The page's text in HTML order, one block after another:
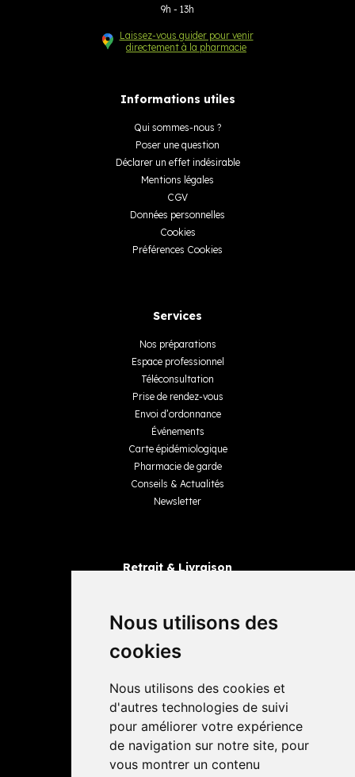
Nous utilisons des
cookies
Nous utilisons des cookies et
d'autres technologies de suivi
pour améliorer votre expérience
de navigation sur notre site, pour
vous montrer un contenu
9h - 13h
Laissez-vous guider pour venir
directement à la pharmacie
Informations utiles
Qui sommes-nous ?
Poser une question
Déclarer un effet indésirable
Mentions légales
CGV
Données personnelles
Cookies
Préférences Cookies
Services
Nos préparations
Espace professionnel
Téléconsultation
Prise de rendez-vous
Envoi d’ordonnance
Événements
Carte épidémiologique
Pharmacie de garde
Conseils & Actualités
Newsletter
Retrait & Livraison
Livraisons
4,4 / 5 65 avis